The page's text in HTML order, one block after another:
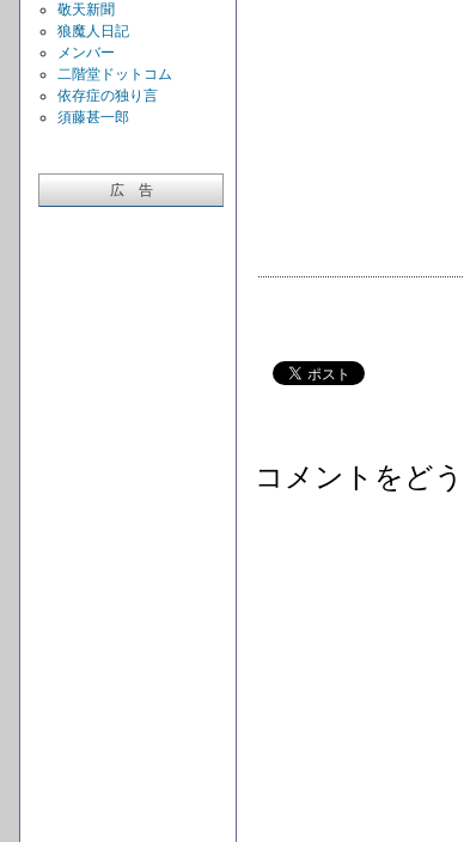
敬天新聞
狼魔人日記
メンバー
二階堂ドットコム
依存症の独り言
須藤甚一郎
広 告
コメントをど